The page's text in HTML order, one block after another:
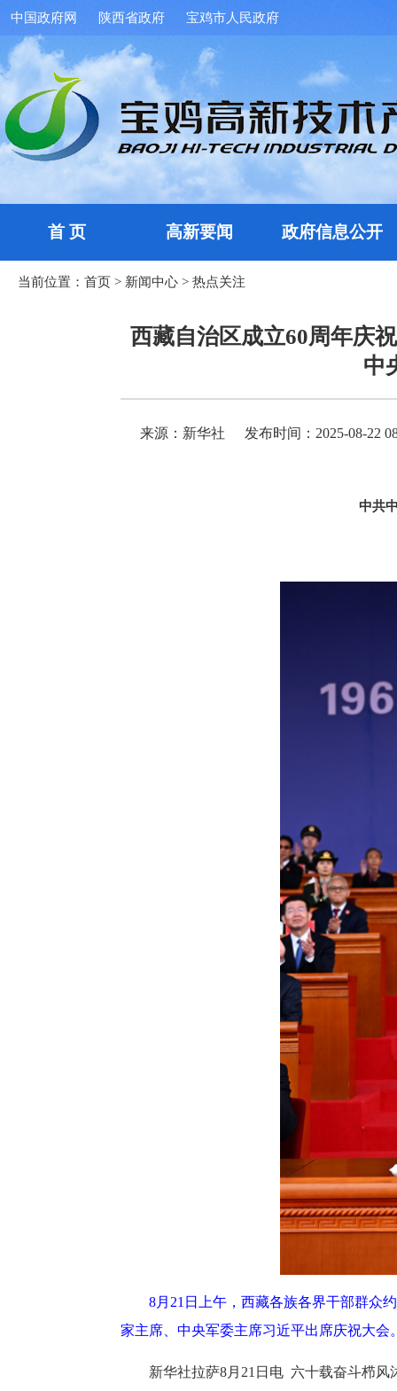
中国政府网 陕西省政府 宝鸡市人民政府
首 页 高新要闻 政府信息公开
当前位置： 首页 > 新闻中心 > 热点关注
西藏自治区成立60周年庆
中
来源：新华社 发布时间：2025-08-22
中共
8月21日上午，西藏各族各界干部群众
家主席、中央军委主席习近平出席庆祝大
新华社拉萨8月21日电 六十载奋斗栉